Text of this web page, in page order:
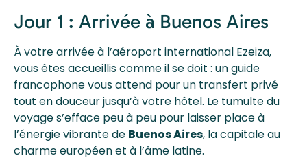
Jour 1 : Arrivée à Buenos Aires
À votre arrivée à l’aéroport international Ezeiza,
vous êtes accueillis comme il se doit : un guide
francophone vous attend pour un transfert privé
tout en douceur jusqu’à votre hôtel. Le tumulte du
voyage s’efface peu à peu pour laisser place à
l’énergie vibrante de Buenos Aires, la capitale au
charme européen et à l’âme latine.